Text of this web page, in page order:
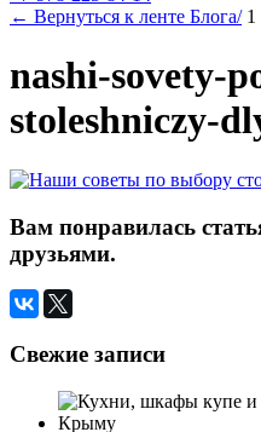
← Вернуться к ленте Блога/
nashi-sovety-
stoleshniczy-
Вам понравилась
друзьями.
Свежие записи